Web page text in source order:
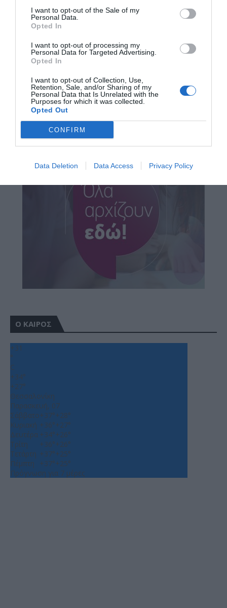
I want to opt-out of the Sale of my
Personal Data.
Opted In
I want to opt-out of processing my
Personal Data for Targeted Advertising.
Opted In
I want to opt-out of Collection, Use,
Retention, Sale, and/or Sharing of my
Personal Data that Is Unrelated with the
Purposes for which it was collected.
Opted Out
CONFIRM
Data Deletion Data Access Privacy Policy
Ο ΚΑΙΡΟΣ
+31
°
C
+34°
+27°
Θεσσαλονίκη
Παρασκευή, 07
Σάββατο+37°+28°
Κυριακή +36°+27°
Δευτέρα +34°+26°
Τρίτη
+36°+26°
Τετάρτη +37°+25°
Πέμπτη
+37°+25°
Πρόγνωση για 7 μέρες